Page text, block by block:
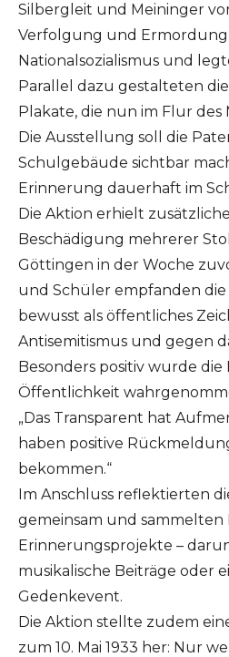
Silbergleit und Meininger
Verfolgung und
Nationalsozialismus und
Parallel dazu gestalteten
Plakate, die nun im Flur des
Die Ausstellung soll die
Schulgebäude sichtbar
Erinnerung dauerhaft im
Die Aktion erhielt
Beschädigung mehrerer
Göttingen in der Woche
und Schüler empfanden
bewusst als öffentliches
Antisemitismus und gegen
Besonders positiv wurde die
Öffentlichkeit
„Das Transparent hat
haben positive
bekommen.“
Im Anschluss reflektierten
gemeinsam und
Erinnerungsprojekte –
musikalische Beiträge oder
Gedenkevent.
Die Aktion stellte zudem
zum 10. Mai 1933 her: Nur